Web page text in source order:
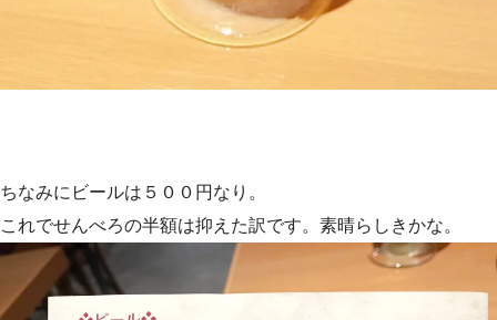
ちなみにビールは５００円なり。
これでせんべろの半額は抑えた訳です。素晴らしきかな。